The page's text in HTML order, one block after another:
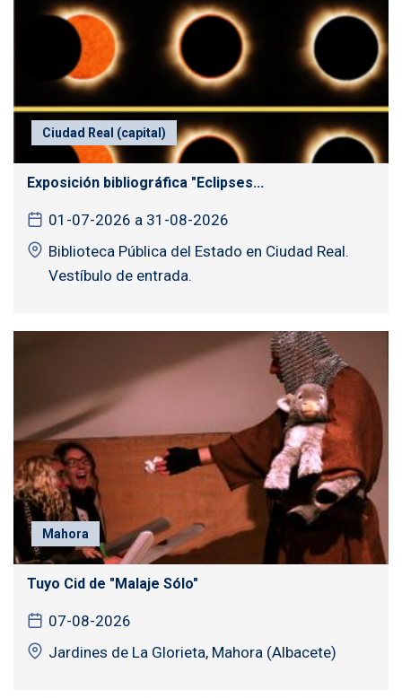
Ciudad Real (capital)
Exposición bibliográfica "Eclipses...
01-07-2026 a 31-08-2026
Biblioteca Pública del Estado en Ciudad Real.
Vestíbulo de entrada.
Mahora
Tuyo Cid de "Malaje Sólo"
07-08-2026
Jardines de La Glorieta, Mahora (Albacete)